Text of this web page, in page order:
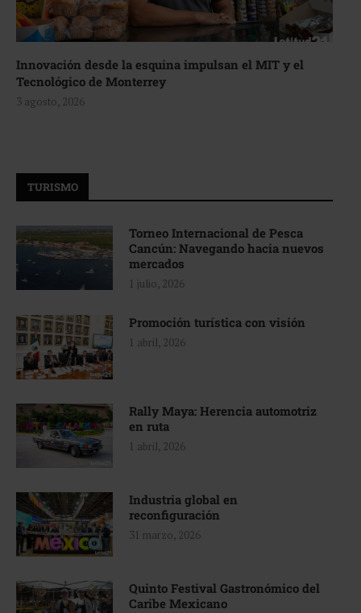
Innovación desde la esquina impulsan el MIT y el
Tecnológico de Monterrey
3 agosto, 2026
TURISMO
Torneo Internacional de Pesca
Cancún: Navegando hacia nuevos
mercados
1 julio, 2026
Promoción turística con visión
1 abril, 2026
Rally Maya: Herencia automotriz
en ruta
1 abril, 2026
Industria global en
reconfiguración
31 marzo, 2026
Quinto Festival Gastronómico del
Caribe Mexicano